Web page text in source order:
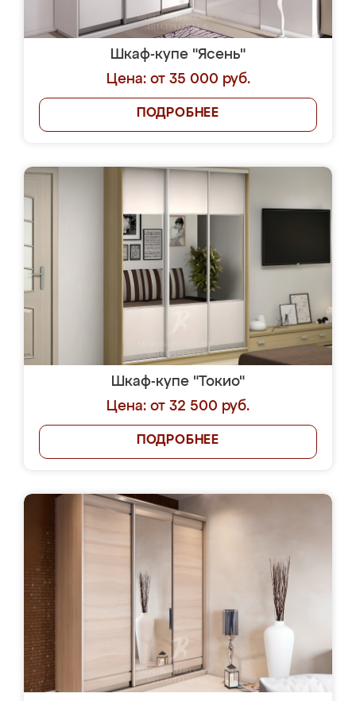
Шкаф-купе "Ясень"
Цена: от 35 000 руб.
ПОДРОБНЕЕ
Шкаф-купе "Токио"
Цена: от 32 500 руб.
ПОДРОБНЕЕ